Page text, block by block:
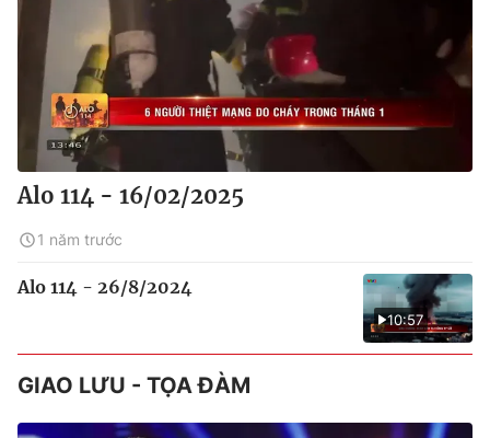
Alo 114 - 16/02/2025
1 năm trước
10:57
Alo 114 - 26/8/2024
GIAO LƯU - TỌA ĐÀM